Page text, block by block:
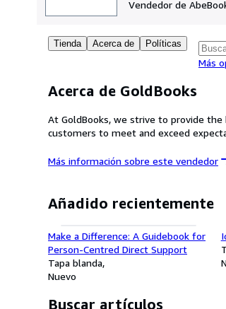
Vendedor de
Tienda Acerca de Políticas
Más
Acerca de GoldBooks
At GoldBooks, we strive to provide the books you want and need at the best
Más información sobre este vendedor
Añadido recientemente
Make a Difference: A Guidebook for
Person-Centred Direct Support
Tapa blanda
Nuevo
Buscar artículos